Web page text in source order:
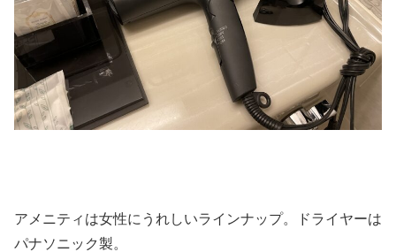
アメニティは女性にうれしいラインナップ。ドライヤーは
パナソニック製。